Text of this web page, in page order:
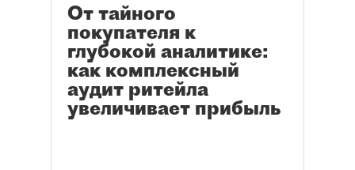
От тайного
покупателя к
глубокой аналитике:
как комплексный
аудит ритейла
увеличивает прибыль